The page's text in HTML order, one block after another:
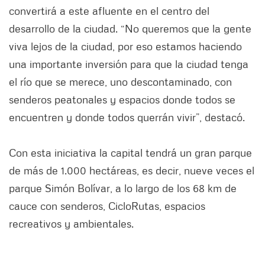
convertirá a este afluente en el centro del
desarrollo de la ciudad. “No queremos que la gente
viva lejos de la ciudad, por eso estamos haciendo
una importante inversión para que la ciudad tenga
el río que se merece, uno descontaminado, con
senderos peatonales y espacios donde todos se
encuentren y donde todos querrán vivir”, destacó.
Con esta iniciativa la capital tendrá un gran parque
de más de 1.000 hectáreas, es decir, nueve veces el
parque Simón Bolívar, a lo largo de los 68 km de
cauce con senderos, CicloRutas, espacios
recreativos y ambientales.